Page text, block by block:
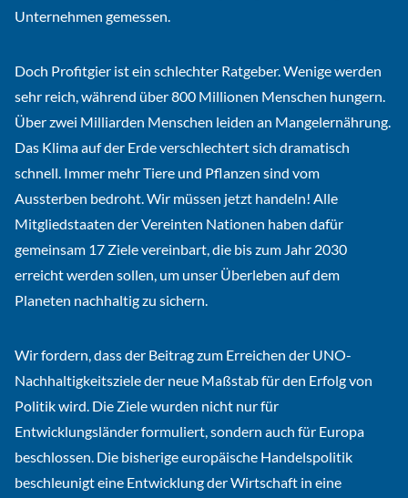
Unternehmen gemessen.
Doch Profitgier ist ein schlechter Ratgeber. Wenige werden
sehr reich, während über 800 Millionen Menschen hungern.
Über zwei Milliarden Menschen leiden an Mangelernährung.
Das Klima auf der Erde verschlechtert sich dramatisch
schnell. Immer mehr Tiere und Pflanzen sind vom
Aussterben bedroht. Wir müssen jetzt handeln! Alle
Mitgliedstaaten der Vereinten Nationen haben dafür
gemeinsam 17 Ziele vereinbart, die bis zum Jahr 2030
erreicht werden sollen, um unser Überleben auf dem
Planeten nachhaltig zu sichern.
Wir fordern, dass der Beitrag zum Erreichen der UNO-
Nachhaltigkeitsziele der neue Maßstab für den Erfolg von
Politik wird. Die Ziele wurden nicht nur für
Entwicklungsländer formuliert, sondern auch für Europa
beschlossen. Die bisherige europäische Handelspolitik
beschleunigt eine Entwicklung der Wirtschaft in eine